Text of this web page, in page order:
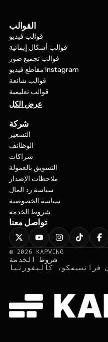
القوالب
قوالب فيديو
قوالب أشكال إيمائية
قوالب تجميع صور
مقاطع فيديو Instagram
قوالب شائعة
قوالب تعليمية
عرض الكل
شركة
التسعير
الوظائف
شراكات
التسويق بالعمولة
ملاحظات الإصدار
سياسة رد المال
سياسة الخصوصية
شروط الخدمة
تواصل معنا
© 2026
KAPWING
شروط الخدمة
كاليفورنيا